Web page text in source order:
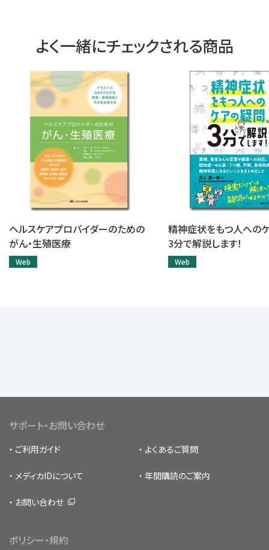
よく一緒にチェックされる商品
ヘルスケアプロバイダーのための
がん・生殖医療
Web
精神症状をもつ人への
3分で解説します！
Web
サポート・お問い合わせ
ご利用ガイド よくあるご質問
メディカIDについて 年間購読のご案内
お問い合わせ
ポリシー・規約